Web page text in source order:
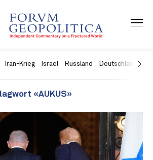
Iran-Krieg Israel Russland Deutschland
«AUKUS»